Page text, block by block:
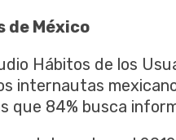
de México
Hábitos de los
internautas
que 84% busca